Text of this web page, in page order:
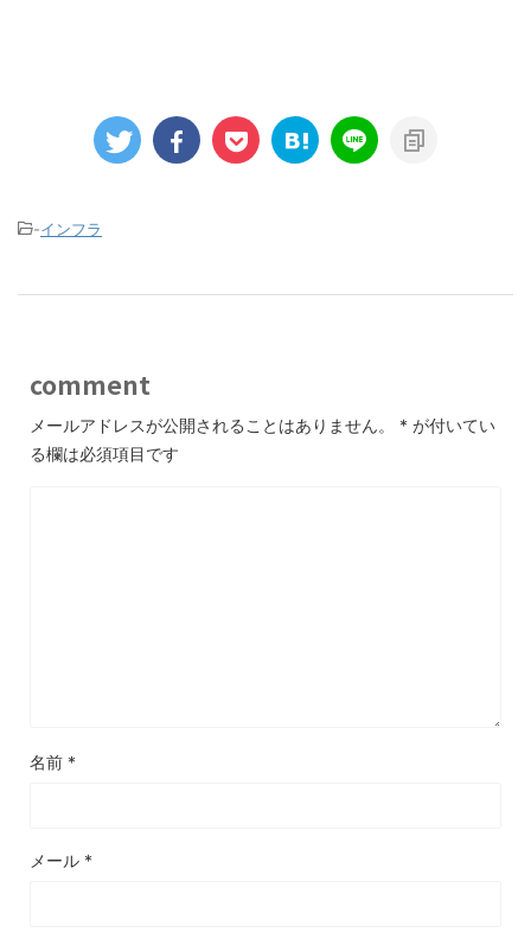
-インフラ
comment
メールアドレスが公開されることはありません。 * が付いてい
る欄は必須項目です
名前 *
メール *